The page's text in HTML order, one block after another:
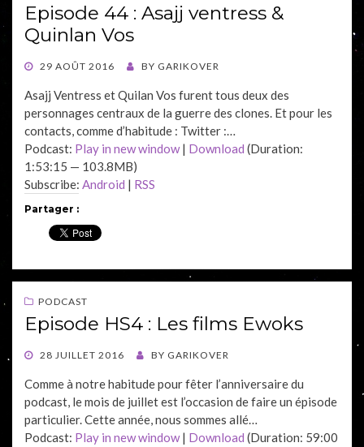
Episode 44 : Asajj ventress &
Quinlan Vos
POSTED
29 AOÛT 2016 BY GARIKOVER
Asajj Ventress et Quilan Vos furent tous deux des
personnages centraux de la guerre des clones. Et pour les
contacts, comme d’habitude : Twitter :…
Podcast: Play in new window| Download (Duration:
1:53:15 — 103.8MB)
Subscribe: Android | RSS
Partager :
PODCAST
Episode HS4 : Les films Ewoks
POSTED
28 JUILLET 2016 BY GARIKOVER
Comme à notre habitude pour fêter l’anniversaire du
podcast, le mois de juillet est l’occasion de faire un épisode
particulier. Cette année, nous sommes allé…
Podcast: Play in new window| Download (Duration: 59:00